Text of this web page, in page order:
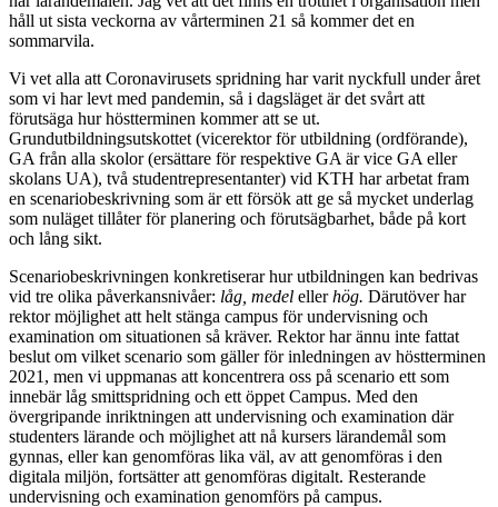
håll ut sista veckorna av vårterminen 21 så kommer det en
sommarvila.
Vi vet alla att Coronavirusets spridning har varit nyckfull under året
som vi har levt med pandemin, så i dagsläget är det svårt att
förutsäga hur höstterminen kommer att se ut.
Grundutbildningsutskottet (vicerektor för utbildning (ordförande),
GA från alla skolor (ersättare för respektive GA är vice GA eller
skolans UA), två studentrepresentanter) vid KTH har arbetat fram
en scenariobeskrivning som är ett försök att ge så mycket underlag
som nuläget tillåter för planering och förutsägbarhet, både på kort
och lång sikt.
Scenariobeskrivningen konkretiserar hur utbildningen kan bedrivas
vid tre olika påverkansnivåer: låg, medel ellerhög. Därutöver har
rektor möjlighet att helt stänga campus för undervisning och
examination om situationen så kräver. Rektor har ännu inte fattat
beslut om vilket scenario som gäller för inledningen av höstterminen
2021, men vi uppmanas att koncentrera oss på scenario ett som
innebär låg smittspridning och ett öppet Campus. Med den
övergripande inriktningen att undervisning och examination där
studenters lärande och möjlighet att nå kursers lärandemål som
gynnas, eller kan genomföras lika väl, av att genomföras i den
digitala miljön, fortsätter att genomföras digitalt. Resterande
undervisning och examination genomförs på campus.